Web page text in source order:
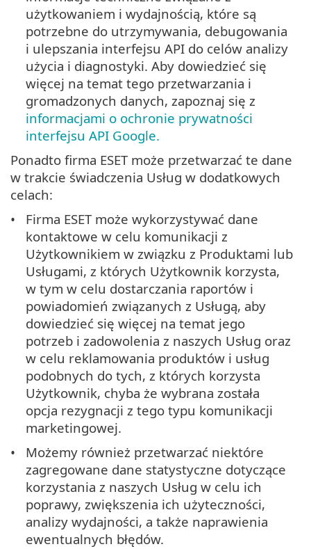
użytkowaniem i wydajnością, które są
potrzebne do utrzymywania, debugowania
i ulepszania interfejsu API do celów analizy
użycia i diagnostyki. Aby dowiedzieć się
więcej na temat tego przetwarzania i
gromadzonych danych, zapoznaj się z
informacjami o ochronie prywatności
interfejsu API Google.
Ponadto firma ESET może przetwarzać te dane
w trakcie świadczenia Usług w dodatkowych
celach:
Firma ESET może wykorzystywać dane
kontaktowe w celu komunikacji z
Użytkownikiem w związku z Produktami lub
Usługami, z których Użytkownik korzysta,
w tym w celu dostarczania raportów i
powiadomień związanych z Usługą, aby
dowiedzieć się więcej na temat jego
potrzeb i zadowolenia z naszych Usług oraz
w celu reklamowania produktów i usług
podobnych do tych, z których korzysta
Użytkownik, chyba że wybrana została
opcja rezygnacji z tego typu komunikacji
marketingowej.
Możemy również przetwarzać niektóre
zagregowane dane statystyczne dotyczące
korzystania z naszych Usług w celu ich
poprawy, zwiększenia ich użyteczności,
analizy wydajności, a także naprawienia
ewentualnych błędów.